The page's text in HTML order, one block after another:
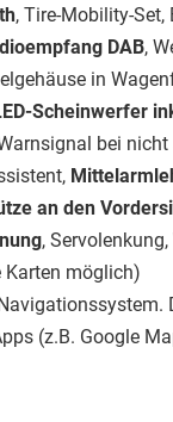
, Tire-Mobility-Set,
DAB,
in
Scheinwerfer
bei
an den
, Servolenkung,
Karten möglich)
(z.B. Google